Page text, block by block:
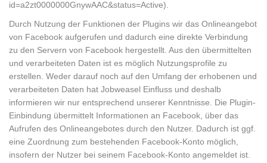
id=a2zt0000000GnywAAC&status=Active).
Durch Nutzung der Funktionen der Plugins wir das Onlineangebot
von Facebook aufgerufen und dadurch eine direkte Verbindung
zu den Servern von Facebook hergestellt. Aus den übermittelten
und verarbeiteten Daten ist es möglich Nutzungsprofile zu
erstellen. Weder darauf noch auf den Umfang der erhobenen und
verarbeiteten Daten hat Jobweasel Einfluss und deshalb
informieren wir nur entsprechend unserer Kenntnisse. Die Plugin-
Einbindung übermittelt Informationen an Facebook, über das
Aufrufen des Onlineangebotes durch den Nutzer. Dadurch ist ggf.
eine Zuordnung zum bestehenden Facebook-Konto möglich,
insofern der Nutzer bei seinem Facebook-Konto angemeldet ist.